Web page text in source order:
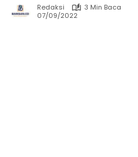
Redaksi
3 Min Baca
07/09/2022